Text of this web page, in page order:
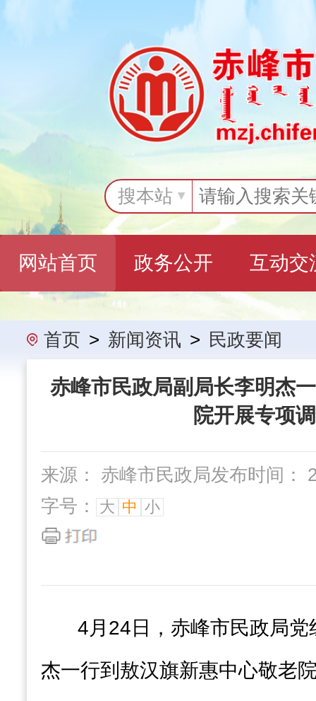
搜本站
网站首页 政务公开 互动交
办事指南 民政要闻 机构概
首页 > 新闻资讯 > 民政要闻
赤峰市民政局副局长李明杰
院开展专项
来源： 赤峰市民政局发布时间：
字号：
大 中 小
4月24日，赤峰市民政局
杰一行到敖汉旗新惠中心敬老